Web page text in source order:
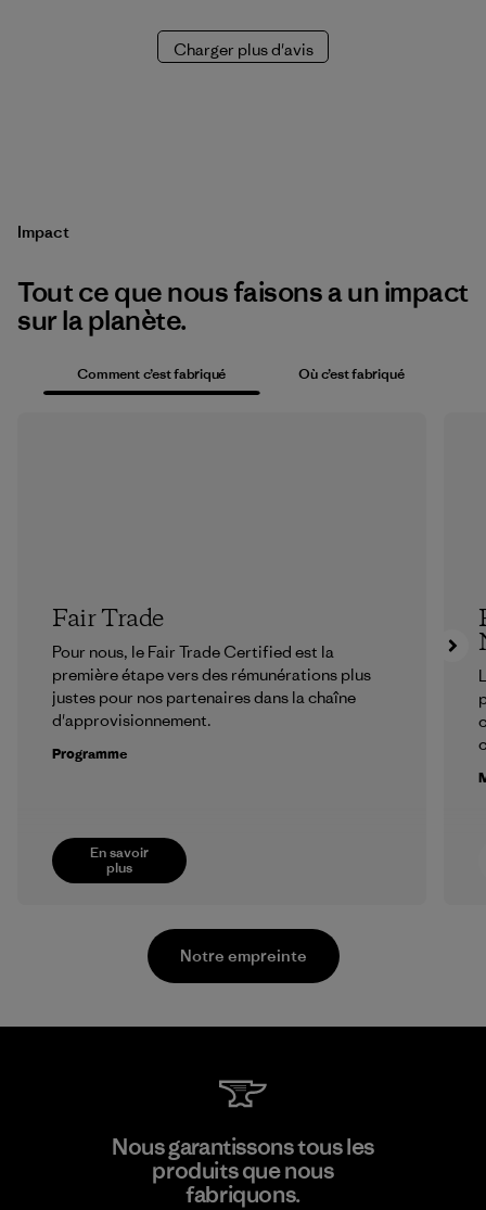
Charger plus d'avis
Impact
Tout ce que nous faisons a un impact
sur la planète.
Comment c’est fabriqué Où c’est fabriqué
En savoir
plus
Fair Trade
Pour nous, le Fair Trade Certified est la
première étape vers des rémunérations plus
justes pour nos partenaires dans la chaîne
d'approvisionnement.
Programme
Kwang Viet Garment Co., Ltd
Notre empreinte
Nous garantissons tous les
produits que nous
fabriquons.